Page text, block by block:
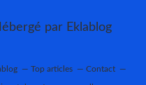
par Eklablog
Top articles Contact